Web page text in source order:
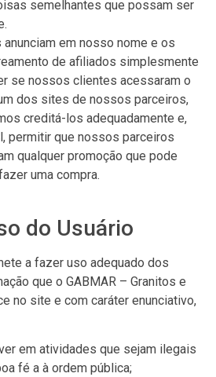
semelhantes que possam ser
em nosso nome e os
de afiliados simplesmente
se nossos clientes acessaram o
dos sites de nossos parceiros,
creditá-los adequadamente e,
permitir que nossos parceiros
qualquer promoção que pode
uma compra.
do Usuário
a fazer uso adequado dos
que o GABMAR – Granitos e
no site e com caráter enunciativo,
em atividades que sejam ilegais
fé a à ordem pública;